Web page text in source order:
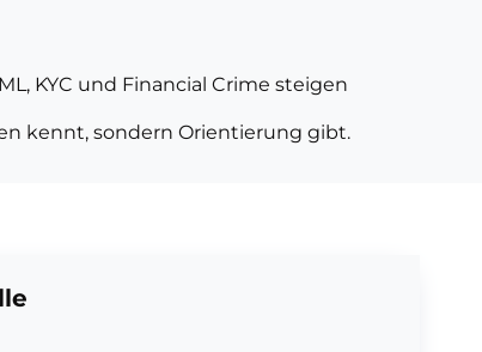
KYC und Financial Crime steigen
kennt, sondern Orientierung gibt.